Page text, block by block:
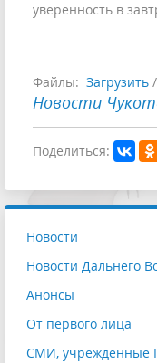
уверенность в
Файлы: Загрузить /
Новости
Поделиться:
Новости
Новости Дальнего
Анонсы
От первого лица
СМИ, учрежденные